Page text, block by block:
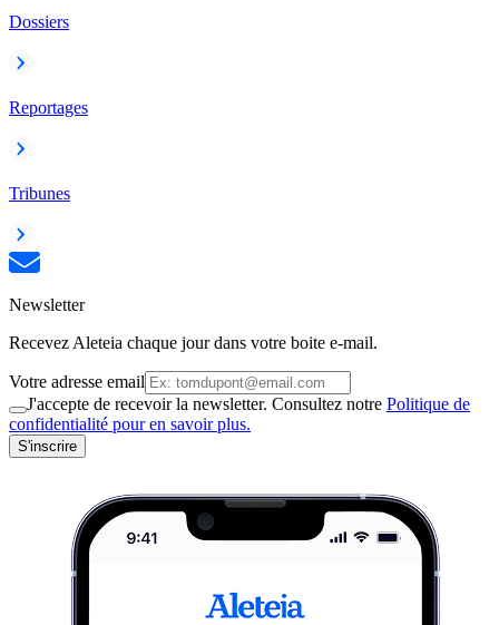
Dossiers
Reportages
Tribunes
Newsletter
Recevez Aleteia chaque jour dans votre boite e-mail.
Votre adresse email
J'accepte de recevoir la newsletter. Consultez notre Politique de
confidentialité pour en savoir plus.
S'inscrire